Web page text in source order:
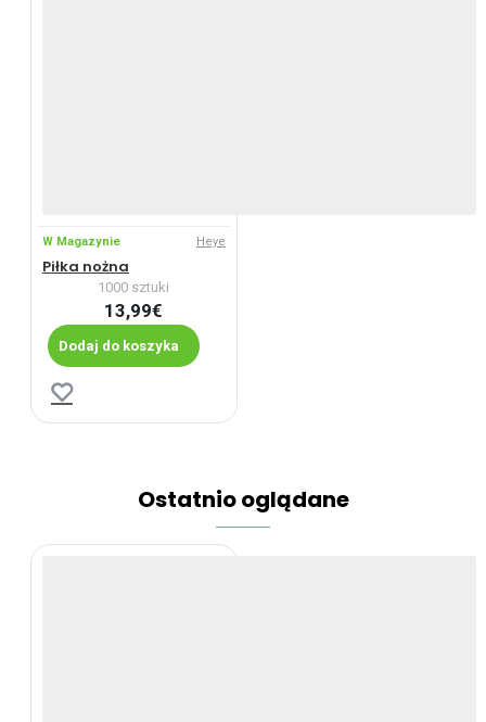
W Magazynie Heye
Piłka nożna
1000 sztuki
13,99€
Dodaj do koszyka
Ostatnio oglądane